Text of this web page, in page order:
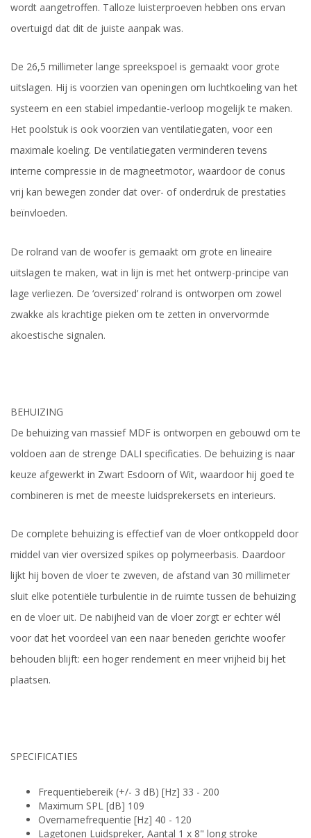
wordt aangetroffen. Talloze luisterproeven hebben ons ervan
overtuigd dat dit de juiste aanpak was.
De 26,5 millimeter lange spreekspoel is gemaakt voor grote
uitslagen. Hij is voorzien van openingen om luchtkoeling van het
systeem en een stabiel impedantie-verloop mogelijk te maken.
Het poolstuk is ook voorzien van ventilatiegaten, voor een
maximale koeling. De ventilatiegaten verminderen tevens
interne compressie in de magneetmotor, waardoor de conus
vrij kan bewegen zonder dat over- of onderdruk de prestaties
beïnvloeden.
De rolrand van de woofer is gemaakt om grote en lineaire
uitslagen te maken, wat in lijn is met het ontwerp-principe van
lage verliezen. De ‘oversized’ rolrand is ontworpen om zowel
zwakke als krachtige pieken om te zetten in onvervormde
akoestische signalen.
BEHUIZING
De behuizing van massief MDF is ontworpen en gebouwd om te
voldoen aan de strenge DALI specificaties. De behuizing is naar
keuze afgewerkt in Zwart Esdoorn of Wit, waardoor hij goed te
combineren is met de meeste luidsprekersets en interieurs.
De complete behuizing is effectief van de vloer ontkoppeld door
middel van vier oversized spikes op polymeerbasis. Daardoor
lijkt hij boven de vloer te zweven, de afstand van 30 millimeter
sluit elke potentiële turbulentie in de ruimte tussen de behuizing
en de vloer uit. De nabijheid van de vloer zorgt er echter wél
voor dat het voordeel van een naar beneden gerichte woofer
behouden blijft: een hoger rendement en meer vrijheid bij het
plaatsen.
SPECIFICATIES
Frequentiebereik (+/- 3 dB) [Hz] 33 - 200
Maximum SPL [dB] 109
Overnamefrequentie [Hz] 40 - 120
Lagetonen Luidspreker, Aantal 1 x 8" long stroke